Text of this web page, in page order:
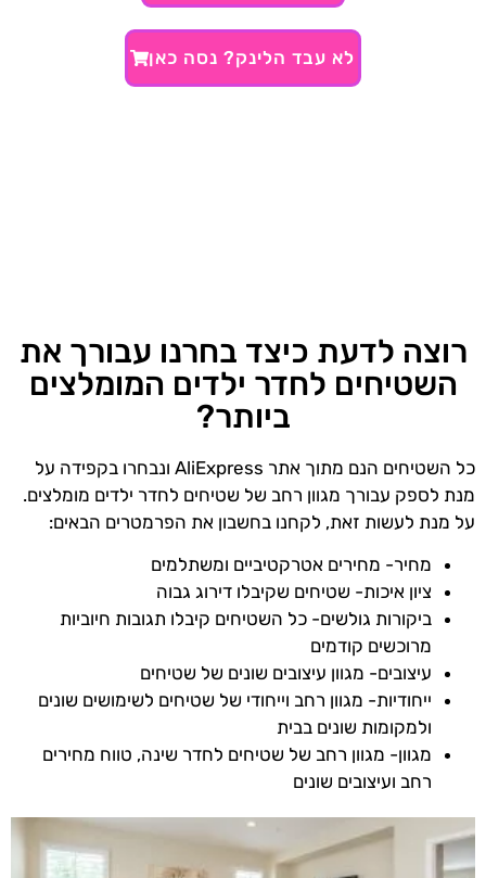
לא עבד הלינק? נסה כאן
רוצה לדעת כיצד בחרנו עבורך את
השטיחים לחדר ילדים המומלצים
ביותר?
כל השטיחים הנם מתוך אתר AliExpress ונבחרו בקפידה על
מנת לספק עבורך מגוון רחב של שטיחים לחדר ילדים מומלצים.
על מנת לעשות זאת, לקחנו בחשבון את הפרמטרים הבאים:
מחיר- מחירים אטרקטיביים ומשתלמים
ציון איכות- שטיחים שקיבלו דירוג גבוה
ביקורות גולשים- כל השטיחים קיבלו תגובות חיוביות
מרוכשים קודמים
עיצובים- מגוון עיצובים שונים של שטיחים
ייחודיות- מגוון רחב וייחודי של שטיחים לשימושים שונים
ולמקומות שונים בבית
מגוון- מגוון רחב של שטיחים לחדר שינה, טווח מחירים
רחב ועיצובים שונים